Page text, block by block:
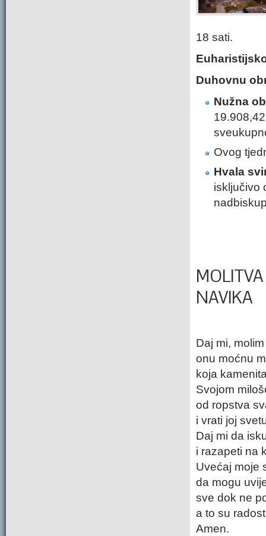
18 sati.
Duhovnu
Nužna
Ovog
Hvala
isključivo
NAVIKA
Daj mi,
onu moćnu
koja
Svojom
od ropstva
i vrati joj
Daj mi da
i razapeti na
Uvećaj moje
da mogu
sve dok ne
a to su
Amen.